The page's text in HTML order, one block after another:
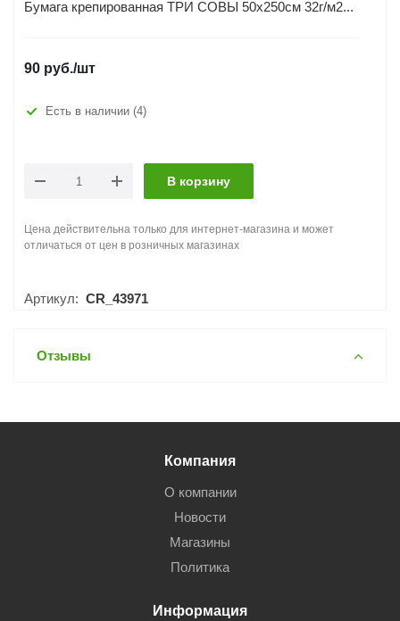
Бумага крепированная ТРИ СОВЫ 50х250см 32г/м2...
90 руб./шт
Есть в наличии (4)
В корзину
Цена действительна только для интернет-магазина и может
отличаться от цен в розничных магазинах
Артикул: CR_43971
Отзывы
Компания
О компании
Новости
Магазины
Политика
Информация